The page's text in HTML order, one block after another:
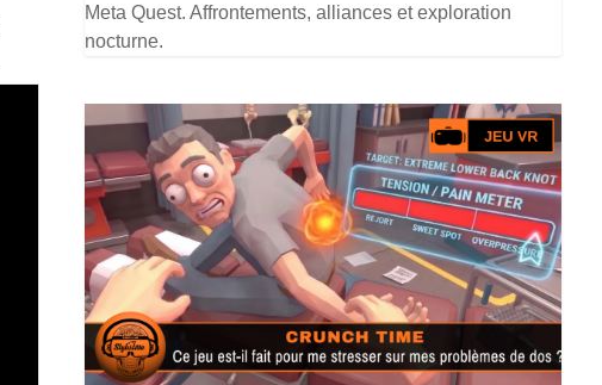
Meta Quest. Affrontements, alliances et exploration
nocturne.